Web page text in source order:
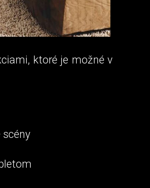
ktoré je možné v
scény